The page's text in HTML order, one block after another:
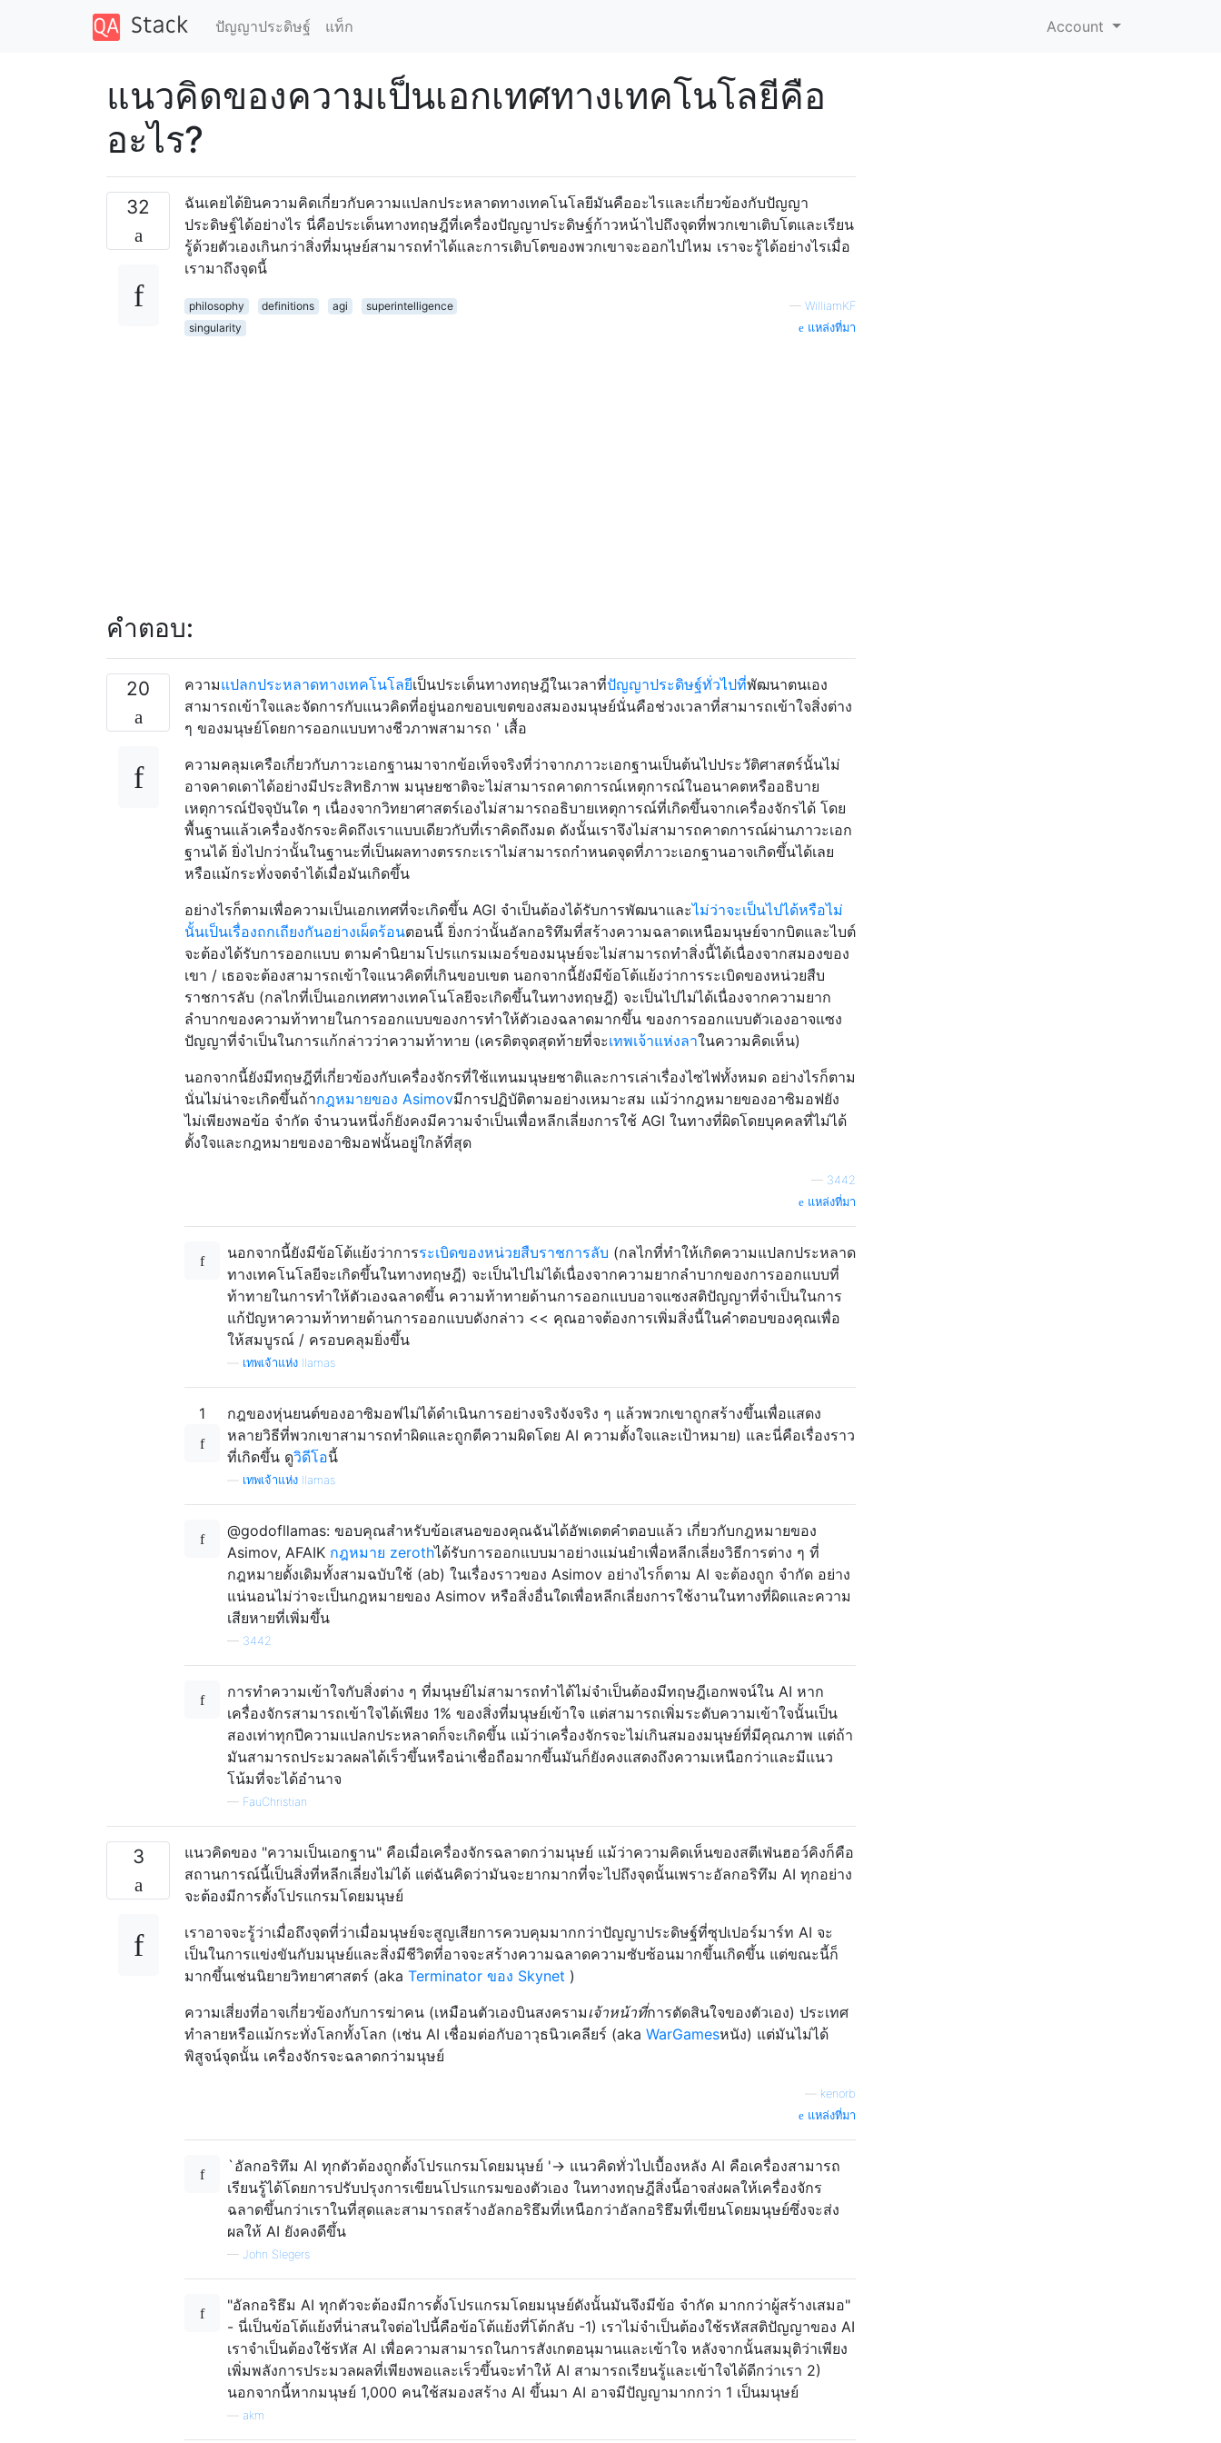
ปัญญาประดิษฐ์ แท็ก Account
แนวคิดของความเป็นเอกเทศทางเทคโนโลยีคือ
อะไร?
32
ฉันเคยได้ยินความคิดเกี่ยวกับความแปลกประหลาดทางเทคโนโลยีมันคืออะไรและเกี่ยวข้องกับปัญญา
ประดิษฐ์ได้อย่างไร นี่คือประเด็นทางทฤษฎีที่เครื่องปัญญาประดิษฐ์ก้าวหน้าไปถึงจุดที่พวกเขาเติบโตและเรียน
รู้ด้วยตัวเองเกินกว่าสิ่งที่มนุษย์สามารถทำได้และการเติบโตของพวกเขาจะออกไปไหม เราจะรู้ได้อย่างไรเมื่อ
เรามาถึงจุดนี้
philosophy definitions agi
superintelligence
singularity
— WilliamKF
แหล่งที่มา
คำตอบ:
20 ความแปลกประหลาดทางเทคโนโลยีเป็นประเด็นทางทฤษฎีในเวลาที่ปัญญาประดิษฐ์ทั่วไปที่พัฒนาตนเอง
สามารถเข้าใจและจัดการกับแนวคิดที่อยู่นอกขอบเขตของสมองมนุษย์นั่นคือช่วงเวลาที่สามารถเข้าใจสิ่งต่าง
ๆ ของมนุษย์โดยการออกแบบทางชีวภาพสามารถ ' เสื้อ
ความคลุมเครือเกี่ยวกับภาวะเอกฐานมาจากข้อเท็จจริงที่ว่าจากภาวะเอกฐานเป็นต้นไปประวัติศาสตร์นั้นไม่
อาจคาดเดาได้อย่างมีประสิทธิภาพ มนุษยชาติจะไม่สามารถคาดการณ์เหตุการณ์ในอนาคตหรืออธิบาย
เหตุการณ์ปัจจุบันใด ๆ เนื่องจากวิทยาศาสตร์เองไม่สามารถอธิบายเหตุการณ์ที่เกิดขึ้นจากเครื่องจักรได้ โดย
พื้นฐานแล้วเครื่องจักรจะคิดถึงเราแบบเดียวกับที่เราคิดถึงมด ดังนั้นเราจึงไม่สามารถคาดการณ์ผ่านภาวะเอก
ฐานได้ ยิ่งไปกว่านั้นในฐานะที่เป็นผลทางตรรกะเราไม่สามารถกำหนดจุดที่ภาวะเอกฐานอาจเกิดขึ้นได้เลย
หรือแม้กระทั่งจดจำได้เมื่อมันเกิดขึ้น
อย่างไรก็ตามเพื่อความเป็นเอกเทศที่จะเกิดขึ้น AGI จำเป็นต้องได้รับการพัฒนาและไม่ว่าจะเป็นไปได้หรือไม่
นั้นเป็นเรื่องถกเถียงกันอย่างเผ็ดร้อนตอนนี้ ยิ่งกว่านั้นอัลกอริทึมที่สร้างความฉลาดเหนือมนุษย์จากบิตและไบต์
จะต้องได้รับการออกแบบ ตามคำนิยามโปรแกรมเมอร์ของมนุษย์จะไม่สามารถทำสิ่งนี้ได้เนื่องจากสมองของ
เขา / เธอจะต้องสามารถเข้าใจแนวคิดที่เกินขอบเขต นอกจากนี้ยังมีข้อโต้แย้งว่าการระเบิดของหน่วยสืบ
ราชการลับ (กลไกที่เป็นเอกเทศทางเทคโนโลยีจะเกิดขึ้นในทางทฤษฎี) จะเป็นไปไม่ได้เนื่องจากความยาก
ลำบากของความท้าทายในการออกแบบของการทำให้ตัวเองฉลาดมากขึ้น ของการออกแบบตัวเองอาจแซง
ปัญญาที่จำเป็นในการแก้กล่าวว่าความท้าทาย (เครดิตจุดสุดท้ายที่จะเทพเจ้าแห่งลาในความคิดเห็น)
นอกจากนี้ยังมีทฤษฎีที่เกี่ยวข้องกับเครื่องจักรที่ใช้แทนมนุษยชาติและการเล่าเรื่องไซไฟทั้งหมด อย่างไรก็ตาม
นั่นไม่น่าจะเกิดขึ้นถ้ากฎหมายของ Asimovมีการปฏิบัติตามอย่างเหมาะสม แม้ว่ากฎหมายของอาซิมอฟยัง
ไม่เพียงพอข้อ จำกัด จำนวนหนึ่งก็ยังคงมีความจำเป็นเพื่อหลีกเลี่ยงการใช้ AGI ในทางที่ผิดโดยบุคคลที่ไม่ได้
ตั้งใจและกฎหมายของอาซิมอฟนั้นอยู่ใกล้ที่สุด
— 3442
แหล่งที่มา
นอกจากนี้ยังมีข้อโต้แย้งว่าการระเบิดของหน่วยสืบราชการลับ (กลไกที่ทำให้เกิดความแปลกประหลาด
ทางเทคโนโลยีจะเกิดขึ้นในทางทฤษฎี) จะเป็นไปไม่ได้เนื่องจากความยากลำบากของการออกแบบที่
ท้าทายในการทำให้ตัวเองฉลาดขึ้น ความท้าทายด้านการออกแบบอาจแซงสติปัญญาที่จำเป็นในการ
แก้ปัญหาความท้าทายด้านการออกแบบดังกล่าว << คุณอาจต้องการเพิ่มสิ่งนี้ในคำตอบของคุณเพื่อ
ให้สมบูรณ์ / ครอบคลุมยิ่งขึ้น
เทพเจ้าแห่ง llamas
1
กฎของหุ่นยนต์ของอาซิมอฟไม่ได้ดำเนินการอย่างจริงจังจริง ๆ แล้วพวกเขาถูกสร้างขึ้นเพื่อแสดง
หลายวิธีที่พวกเขาสามารถทำผิดและถูกตีความผิดโดย AI ความตั้งใจและเป้าหมาย) และนี่คือเรื่องราว
ที่เกิดขึ้น ดูวิดีโอนี้
เทพเจ้าแห่ง llamas
@godofllamas: ขอบคุณสำหรับข้อเสนอของคุณฉันได้อัพเดตคำตอบแล้ว เกี่ยวกับกฎหมายของ
Asimov, AFAIK กฎหมาย zerothได้รับการออกแบบมาอย่างแม่นยำเพื่อหลีกเลี่ยงวิธีการต่าง ๆ ที่
กฎหมายดั้งเดิมทั้งสามฉบับใช้ (ab) ในเรื่องราวของ Asimov อย่างไรก็ตาม AI จะต้องถูก จำกัด อย่าง
แน่นอนไม่ว่าจะเป็นกฎหมายของ Asimov หรือสิ่งอื่นใดเพื่อหลีกเลี่ยงการใช้งานในทางที่ผิดและความ
เสียหายที่เพิ่มขึ้น
— 3442
การทำความเข้าใจกับสิ่งต่าง ๆ ที่มนุษย์ไม่สามารถทำได้ไม่จำเป็นต้องมีทฤษฎีเอกพจน์ใน AI หาก
เครื่องจักรสามารถเข้าใจได้เพียง 1% ของสิ่งที่มนุษย์เข้าใจ แต่สามารถเพิ่มระดับความเข้าใจนั้นเป็น
สองเท่าทุกปีความแปลกประหลาดก็จะเกิดขึ้น แม้ว่าเครื่องจักรจะไม่เกินสมองมนุษย์ที่มีคุณภาพ แต่ถ้า
มันสามารถประมวลผลได้เร็วขึ้นหรือน่าเชื่อถือมากขึ้นมันก็ยังคงแสดงถึงความเหนือกว่าและมีแนว
โน้มที่จะได้อำนาจ
— FauChristian
3
แนวคิดของ "ความเป็นเอกฐาน" คือเมื่อเครื่องจักรฉลาดกว่ามนุษย์ แม้ว่าความคิดเห็นของสตีเฟ่นฮอว์คิงก็คือ
สถานการณ์นี้เป็นสิ่งที่หลีกเลี่ยงไม่ได้ แต่ฉันคิดว่ามันจะยากมากที่จะไปถึงจุดนั้นเพราะอัลกอริทึม AI ทุกอย่าง
จะต้องมีการตั้งโปรแกรมโดยมนุษย์
เราอาจจะรู้ว่าเมื่อถึงจุดที่ว่าเมื่อมนุษย์จะสูญเสียการควบคุมมากกว่าปัญญาประดิษฐ์ที่ซุปเปอร์มาร์ท AI จะ
เป็นในการแข่งขันกับมนุษย์และสิ่งมีชีวิตที่อาจจะสร้างความฉลาดความซับซ้อนมากขึ้นเกิดขึ้น แต่ขณะนี้ก็
มากขึ้นเช่นนิยายวิทยาศาสตร์ (aka Terminator ของ Skynet )
ความเสี่ยงที่อาจเกี่ยวข้องกับการฆ่าคน (เหมือนตัวเองบินสงครามเจ้าหน้าที่การตัดสินใจของตัวเอง) ประเทศ
ทำลายหรือแม้กระทั่งโลกทั้งโลก (เช่น AI เชื่อมต่อกับอาวุธนิวเคลียร์ (aka WarGamesหนัง) แต่มันไม่ได้
พิสูจน์จุดนั้น เครื่องจักรจะฉลาดกว่ามนุษย์
kenorb
แหล่งที่มา
`อัลกอริทึม AI ทุกตัวต้องถูกตั้งโปรแกรมโดยมนุษย์ '-> แนวคิดทั่วไปเบื้องหลัง AI คือเครื่องสามารถ
เรียนรู้ได้โดยการปรับปรุงการเขียนโปรแกรมของตัวเอง ในทางทฤษฎีสิ่งนี้อาจส่งผลให้เครื่องจักร
ฉลาดขึ้นกว่าเราในที่สุดและสามารถสร้างอัลกอริธึมที่เหนือกว่าอัลกอริธึมที่เขียนโดยมนุษย์ซึ่งจะส่ง
ผลให้ AI ยังคงดีขึ้น
— John Slegers
"อัลกอริธึม AI ทุกตัวจะต้องมีการตั้งโปรแกรมโดยมนุษย์ดังนั้นมันจึงมีข้อ จำกัด มากกว่าผู้สร้างเสมอ"
- นี่เป็นข้อโต้แย้งที่น่าสนใจต่อไปนี้คือข้อโต้แย้งที่โต้กลับ -1) เราไม่จำเป็นต้องใช้รหัสสติปัญญาของ AI
เราจำเป็นต้องใช้รหัส AI เพื่อความสามารถในการสังเกตอนุมานและเข้าใจ หลังจากนั้นสมมุติว่าเพียง
เพิ่มพลังการประมวลผลที่เพียงพอและเร็วขึ้นจะทำให้ AI สามารถเรียนรู้และเข้าใจได้ดีกว่าเรา 2)
นอกจากนี้หากมนุษย์ 1,000 คนใช้สมองสร้าง AI ขึ้นมา AI อาจมีปัญญามากกว่า 1 เป็นมนุษย์
akm